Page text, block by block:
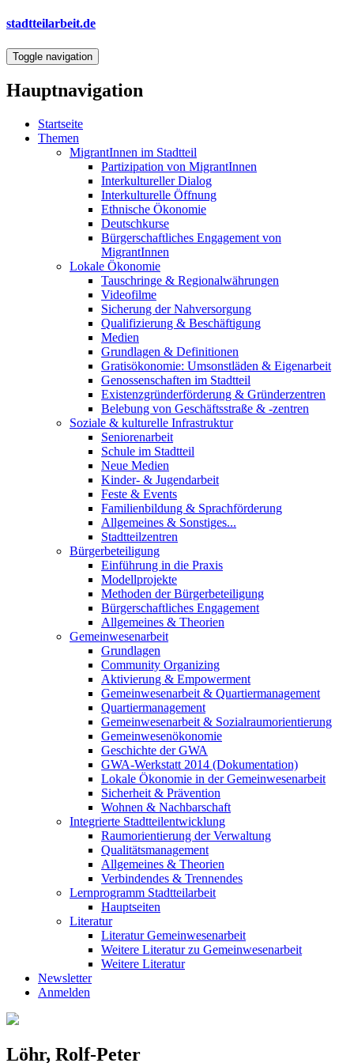
Direkt
Inhalt
stadtteilarbeit.de
Toggle navigation
Hauptnavigation
Startseite
Themen
MigrantInnen im Stadtteil
Partizipation von MigrantInnen
Interkultureller Dialog
Interkulturelle Öffnung
Ethnische Ökonomie
Deutschkurse
Bürgerschaftliches Engagement von
MigrantInnen
Lokale Ökonomie
Tauschringe & Regionalwährungen
Videofilme
Sicherung der Nahversorgung
Qualifizierung & Beschäftigung
Medien
Grundlagen & Definitionen
Gratisökonomie: Umsonstläden & Eigenarbeit
Genossenschaften im Stadtteil
Existenzgründerförderung & Gründerzentren
Belebung von Geschäftsstraße & -zentren
Soziale & kulturelle Infrastruktur
Seniorenarbeit
Schule im Stadtteil
Neue Medien
Kinder- & Jugendarbeit
Feste & Events
Familienbildung & Sprachförderung
Allgemeines & Sonstiges...
Stadtteilzentren
Bürgerbeteiligung
Einführung in die Praxis
Modellprojekte
Methoden der Bürgerbeteiligung
Bürgerschaftliches Engagement
Allgemeines & Theorien
Gemeinwesenarbeit
Grundlagen
Community Organizing
Aktivierung & Empowerment
Gemeinwesenarbeit & Quartiermanagement
Quartiermanagement
Gemeinwesenarbeit & Sozialraumorientierung
Gemeinwesenökonomie
Geschichte der GWA
GWA-Werkstatt 2014 (Dokumentation)
Lokale Ökonomie in der Gemeinwesenarbeit
Sicherheit & Prävention
Wohnen & Nachbarschaft
Integrierte Stadtteilentwicklung
Raumorientierung der Verwaltung
Qualitätsmanagement
Allgemeines & Theorien
Verbindendes & Trennendes
Lernprogramm Stadtteilarbeit
Hauptseiten
Literatur
Literatur Gemeinwesenarbeit
Weitere Literatur zu Gemeinwesenarbeit
Weitere Literatur
Newsletter
Anmelden
Löhr, Rolf-Peter